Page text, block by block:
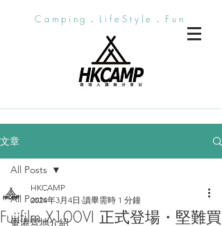
Camping．LifeStyle．Fun
文章
All Posts
香港營地介紹
All Posts
Fujifilm X100VI 正式登場・堅難買
HKCAMP
2024年3月4日 讀畢需時 1 分鐘